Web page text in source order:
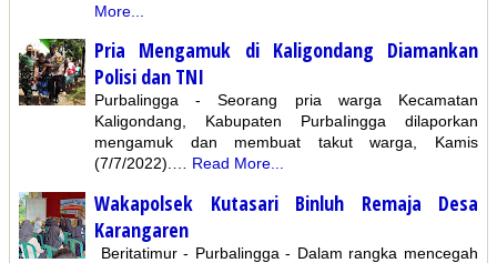
More...
Pria Mengamuk di Kaligondang Diamankan
Polisi dan TNI
Purbalingga - Seorang pria warga Kecamatan
Kaligondang, Kabupaten PurbaIingga dilaporkan
mengamuk dan membuat takut warga, Kamis
(7/7/2022).… Read More...
Wakapolsek Kutasari Binluh Remaja Desa
Karangaren
Beritatimur - Purbalingga - Dalam rangka mencegah